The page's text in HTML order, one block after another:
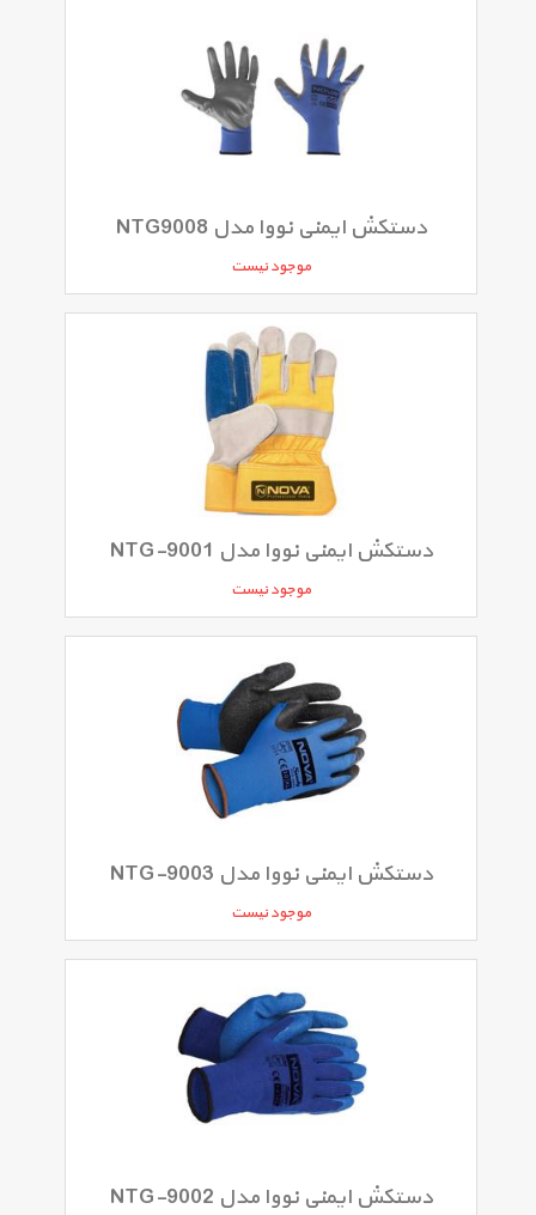
دستکش ایمنی نووا مدل NTG9008
موجود نیست
دستکش ایمنی نووا مدل NTG-9001
موجود نیست
دستکش ایمنی نووا مدل NTG-9003
موجود نیست
دستکش ایمنی نووا مدل NTG-9002